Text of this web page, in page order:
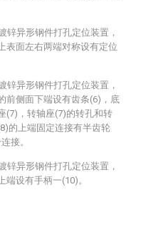
锌异形钢件打孔定位装置，
表面左右两端对称设有定位
锌异形钢件打孔定位装置，
前侧面下端设有齿条(6)，底
(7)，转轴座(7)的转孔和转
的上端固定连接有半齿轮
接。
锌异形钢件打孔定位装置，
设有手柄一(10)。